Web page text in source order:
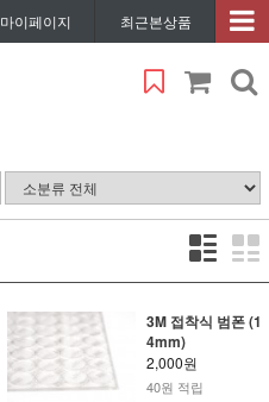
마이페이지 최근본상품
3M 접착식 범폰 (1
4mm)
2,000원
40원 적립